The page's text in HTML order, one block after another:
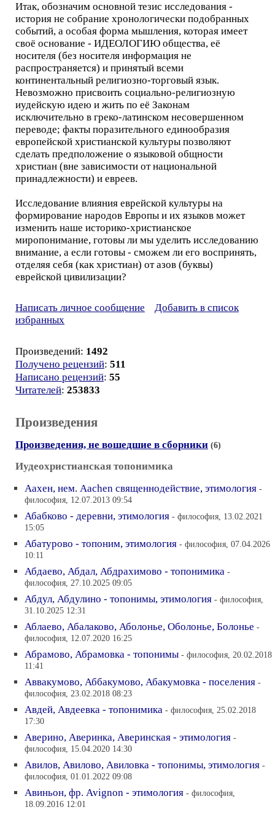
Итак, обозначим основной тезис исследования -
история не собрание хронологически подобранных
событий, а особая форма мышления, которая имеет
своё основание - ИДЕОЛОГИЮ общества, её
носителя (без носителя информация не
распространяется) и принятый всеми
континентальный религиозно-торговый язык.
Невозможно присвоить социально-религиозную
иудейскую идею и жить по её Законам
исключительно в греко-латинском несовершенном
переводе; факты поразительного единообразия
европейской христианской культуры позволяют
сделать предположение о языковой общности
христиан (вне зависимости от национальной
принадлежности) и евреев.
Исследование влияния еврейской культуры на
формирование народов Европы и их языков может
изменить наше историко-христианское
миропонимание, готовы ли мы уделить исследованию
внимание, а если готовы - сможем ли его воспринять,
отделяя себя (как христиан) от азов (буквы)
еврейской цивилизации?
Написать личное сообщение
Добавить в список
избранных
Произведений: 1492
Получено рецензий: 511
Написано рецензий: 55
Читателей: 253833
Произведения
Произведения, не вошедшие в сборники (6)
Иудеохристианская топонимика
Аахен, нем. Aachen священнодействие, этимология -
философия, 12.07.2013 09:54
Абабково - деревни, этимология - философия, 13.02.2021
15:05
Абатурово - топоним, этимология - философия, 07.04.2026
10:11
Абдаево, Абдал, Абдрахимово - топонимика -
философия, 27.10.2025 09:05
Абдул, Абдулино - топонимы, этимология - философия,
31.10.2025 12:31
Аблаево, Абалаково, Аболонье, Оболонье, Болонье -
философия, 12.07.2020 16:25
Абрамово, Абрамовка - топонимы - философия, 20.02.2018
11:41
Аввакумово, Аббакумово, Абакумовка - поселения -
философия, 23.02.2018 08:23
Авдей, Авдеевка - топонимика - философия, 25.02.2018
17:30
Аверино, Аверинка, Аверинская - этимология -
философия, 15.04.2020 14:30
Авилов, Авилово, Авиловка - топонимы, этимология -
философия, 01.01.2022 09:08
Авиньон, фр. Avignon - этимология - философия,
18.09.2016 12:01